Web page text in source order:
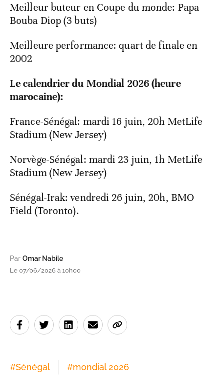
Meilleur buteur en Coupe du monde: Papa
Bouba Diop (3 buts)
Meilleure performance: quart de finale en
2002
Le calendrier du Mondial 2026 (heure
marocaine):
France-Sénégal: mardi 16 juin, 20h MetLife
Stadium (New Jersey)
Norvège-Sénégal: mardi 23 juin, 1h MetLife
Stadium (New Jersey)
Sénégal-Irak: vendredi 26 juin, 20h, BMO
Field (Toronto).
Par Omar Nabile
Le 07/06/2026 à 10h00
#Sénégal #mondial 2026